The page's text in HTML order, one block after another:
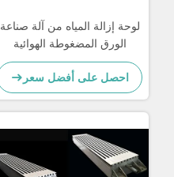
لوحة إزالة المياه من آلة صناعة
الورق المضغوطة الهوائية
احصل على أفضل سعر